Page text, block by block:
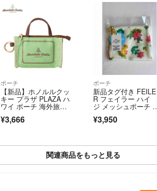
ポーチ
【新品】ホノルルクッ
キー プラザ PLAZA ハ
ワイ ポーチ 海外旅
ロハ コラボ 限定 完
¥3,666
ポーチ
新品タグ付き FEILE
R フェイラー ハイ
ジ メッシュポーチ
¥3,950
関連商品をもっと見る